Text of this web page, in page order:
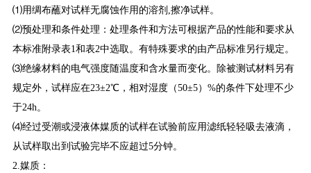
⑴用绸布蘸对试样无腐蚀作用的溶剂,擦净试样。
⑵预处理和条件处理：处理条件和方法可根据产品的性能和要求从
本标准附录表1和表2中选取。有特殊要求的由产品标准另行规定。
⑶绝缘材料的电气强度随温度和含水量而变化。除被测试材料另有
规定外，试样应在23±2℃，相对湿度（50±5）%的条件下处理不少
于24h。
⑷经过受潮或浸液体媒质的试样在试验前应用滤纸轻轻吸去液滴，
从试样取出到试验完毕不应超过5分钟。
2.媒质：